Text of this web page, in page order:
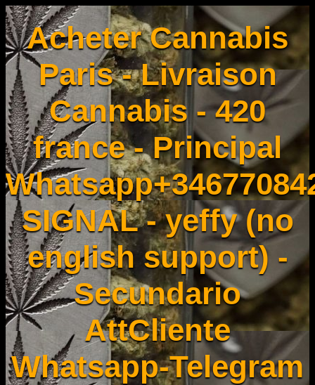
Acheter Cannabis
Paris - Livraison
Cannabis - 420
france - Principal
SIGNAL - yeffy (no
english support) -
Secundario
AttCliente
Whatsapp-Telegram